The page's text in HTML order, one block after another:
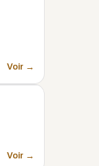
Voir →
Voir →